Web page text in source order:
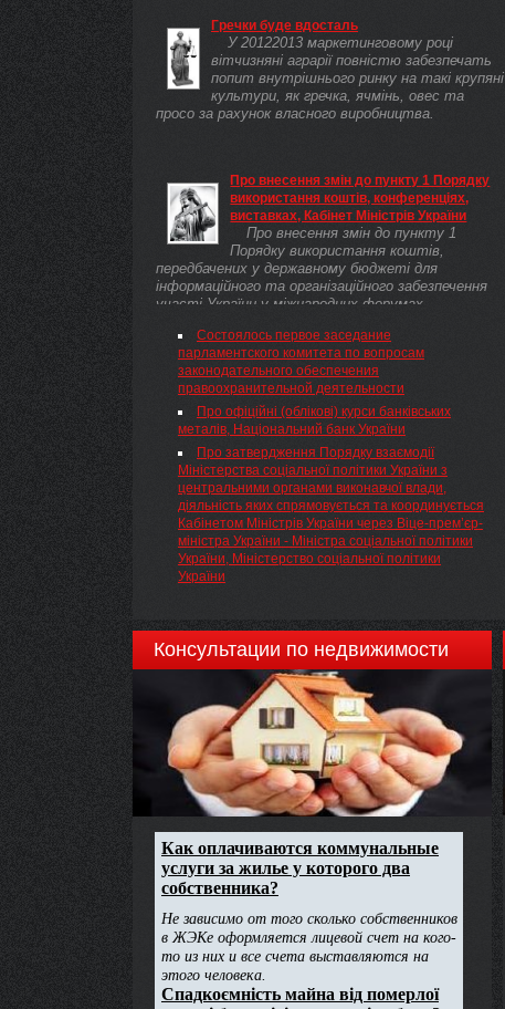
Гречки буде вдосталь
У 20122013 маркетинговому році
вітчизняні аграрії повністю забезпечать
попит внутрішнього ринку на такі крупяні
культури, як гречка, ячмінь, овес та
просо за рахунок власного виробництва.
Про внесення змін до пункту 1 Порядку
використання коштів, конференціях,
виставках, Кабінет Міністрів України
Про внесення змін до пункту 1
Порядку використання коштів,
передбачених у державному бюджеті для
інформаційного та організаційного забезпечення
участі України у міжнародних форумах,
Состоялось первое заседание
парламентского комитета по вопросам
законодательного обеспечения
правоохранительной деятельности
Про офіційні (облікові) курси банківських
металів, Національний банк України
Про затвердження Порядку взаємодії
Міністерства соціальної політики України з
центральними органами виконавчої влади,
діяльність яких спрямовується та координується
Кабінетом Міністрів України через Віце-прем’єр-
міністра України - Міністра соціальної політики
України, Міністерство соціальної політики
України
Консультации по недвижимости